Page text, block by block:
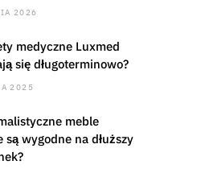
2026
medyczne Luxmed
się długoterminowo?
2025
meble
są wygodne na dłuższy